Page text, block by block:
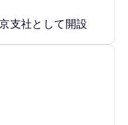
支社として開設